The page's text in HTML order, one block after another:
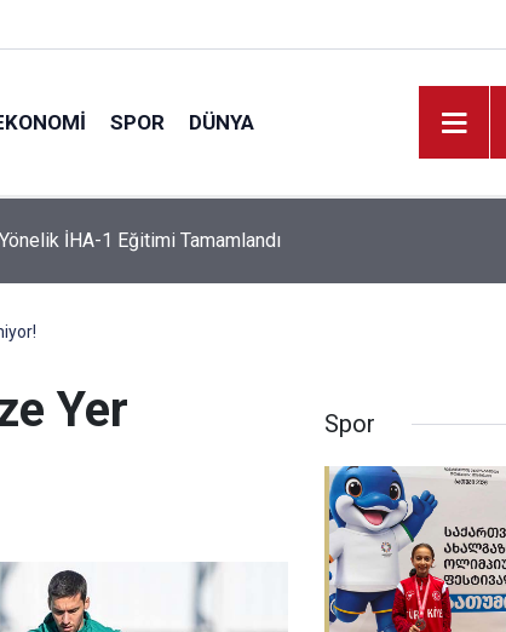
SPOR DÜNYA
Denetimi: 905 Bin Lira Para Cezası Kesildi
Yer
Spor